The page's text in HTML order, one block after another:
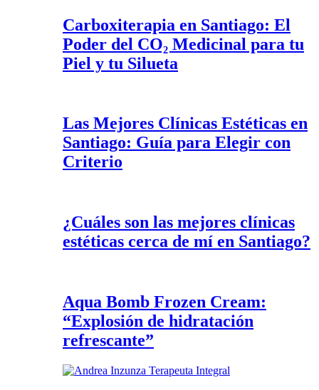
Carboxiterapia en Santiago: El
Poder del CO₂ Medicinal para tu
Piel y tu Silueta
Las Mejores Clínicas Estéticas en
Santiago: Guía para Elegir con
Criterio
¿Cuáles son las mejores clínicas
estéticas cerca de mí en Santiago?
Aqua Bomb Frozen Cream:
“Explosión de hidratación
refrescante”